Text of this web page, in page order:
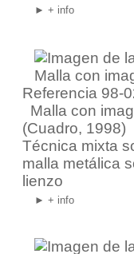
► + info
Referencia 98-
Malla con
(Cuadro, 1998)
Técnica mixta
malla metálica
lienzo
► + info